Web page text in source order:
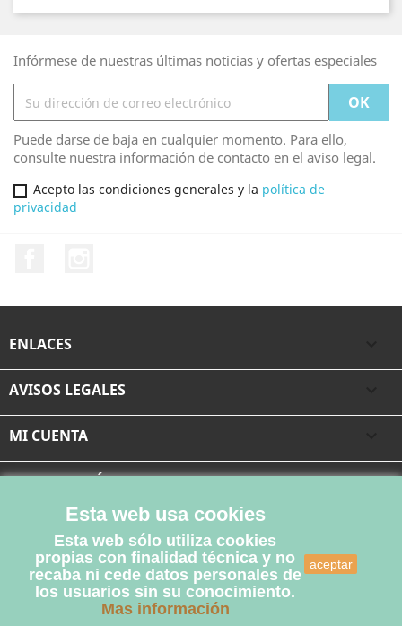
Infórmese de nuestras últimas noticias y ofertas especiales
Puede darse de baja en cualquier momento. Para ello,
consulte nuestra información de contacto en el aviso legal.
Acepto las condiciones generales y la política de
privacidad
ENLACES
AVISOS LEGALES
MI CUENTA
INFORMACIÓN DE LA TIENDA
Esta web usa cookies
Esta web sólo utiliza cookies
propias con finalidad técnica y no
recaba ni cede datos personales de
los usuarios sin su conocimiento.
Mas información
aceptar